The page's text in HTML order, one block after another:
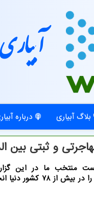
آبیاری
بلاگ آبیاری درباره
و ثبتی بین
منتخب ما در این
میباشد ، این موسسه خدمات ویزا را در بیش از 78